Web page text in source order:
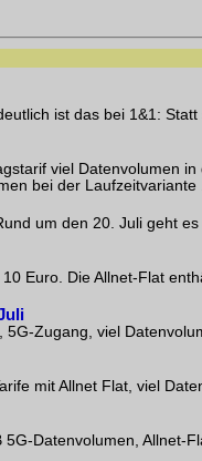
ist das bei 1&1:
viel Datenvolumen
bei der Laufzeitvariante
um den 20. Juli geht
Euro. Die Allnet-Flat
Zugang, viel
mit Allnet Flat, viel
Datenvolumen, Allnet-